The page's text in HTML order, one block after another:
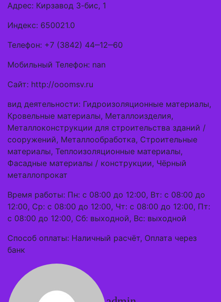
Адрес: Кирзавод 3-бис, 1
Индекс: 650021.0
Телефон: +7 (3842) 44‒12‒60
Мобильный Телефон: nan
Сайт: http://ooomsv.ru
вид деятельности: Гидроизоляционные материалы,
Кровельные материалы, Металлоизделия,
Металлоконструкции для строительства зданий /
сооружений, Металлообработка, Строительные
материалы, Теплоизоляционные материалы,
Фасадные материалы / конструкции, Чёрный
металлопрокат
Время работы: Пн: с 08:00 до 12:00, Вт: с 08:00 до
12:00, Ср: с 08:00 до 12:00, Чт: с 08:00 до 12:00, Пт:
с 08:00 до 12:00, Сб: выходной, Вс: выходной
Способ оплаты: Наличный расчёт, Оплата через
банк